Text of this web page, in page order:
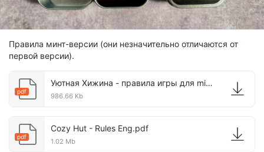
Правила минт-версии (они незначительно отличаются от
первой версии).
pdf
Уютная Хижина - правила игры для mint версии.pdf
986.66 Kb
pdf
Cozy Hut - Rules Eng.pdf
1.02 Mb